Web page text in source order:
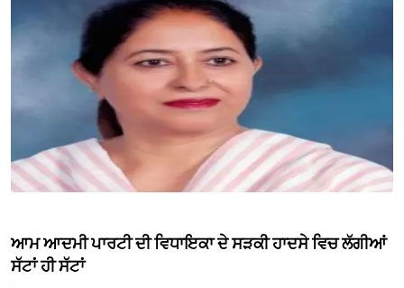
ਆਮ ਆਦਮੀ ਪਾਰਟੀ ਦੀ ਵਿਧਾਇਕਾ ਦੇ ਸੜਕੀ ਹਾਦਸੇ ਵਿਚ ਲੱਗੀਆਂ
ਸੱਟਾਂ ਹੀ ਸੱਟਾਂ